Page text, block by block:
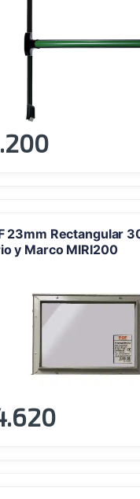
23mm Rectangular
y Marco MIRI200